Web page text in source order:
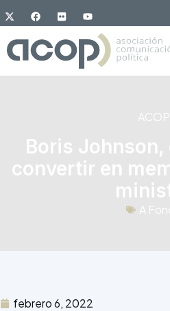
ACOP
Boris
convertir en
A
febrero 6, 2022